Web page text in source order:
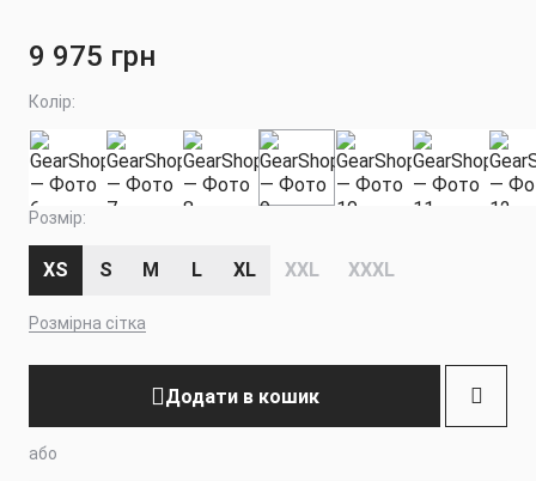
9 975 грн
Колір:
Розмір:
XS S M L XL XXL XXXL
Розмірна сітка
Додати в кошик
або